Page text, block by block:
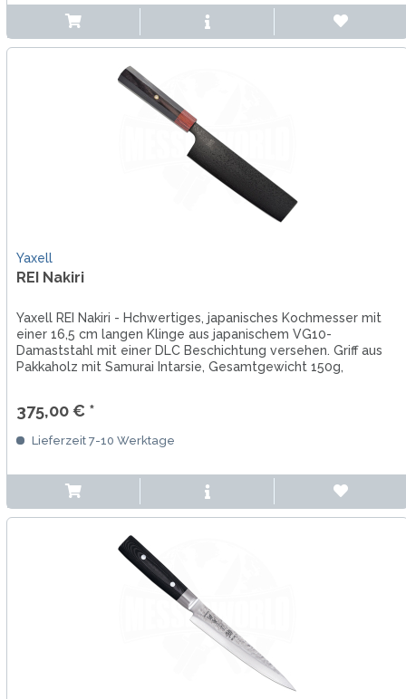
Yaxell
REI Nakiri
Yaxell REI Nakiri - Hchwertiges, japanisches Kochmesser mit
einer 16,5 cm langen Klinge aus japanischem VG10-
Damaststahl mit einer DLC Beschichtung versehen. Griff aus
Pakkaholz mit Samurai Intarsie, Gesamtgewicht 150g,
375,00 € *
Lieferzeit 7-10 Werktage